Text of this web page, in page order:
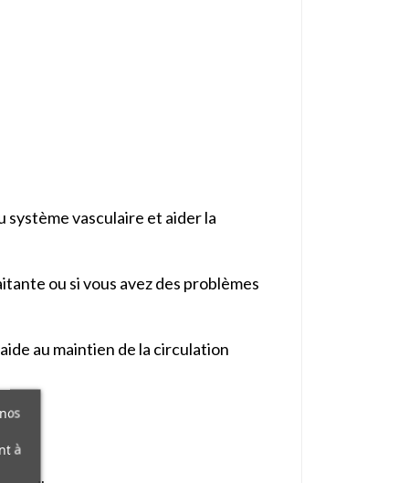
vasculaire et aider la
ou si vous avez des problèmes
au maintien de la circulation
à